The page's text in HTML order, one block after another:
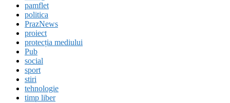
pamflet
politica
PrazNews
proiect
protecția mediului
Pub
social
sport
stiri
tehnologie
timp liber